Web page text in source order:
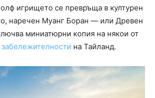
игрището се превръща в културен
наречен Муанг Боран — или Древен
миниатюрни копия на някои от
забележителности на Тайланд.